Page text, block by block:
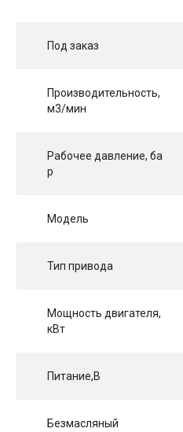
Под заказ
Производительность,
м3/мин
Рабочее давление, ба
р
Модель
Тип привода
Мощность двигателя,
кВт
Питание,В
Безмасляный